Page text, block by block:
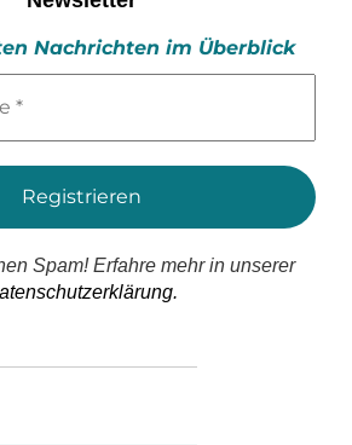
Nachrichten im Überblick
Spam! Erfahre mehr in unserer